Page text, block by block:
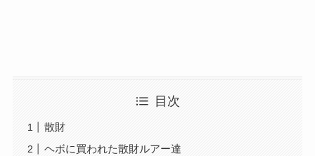
目次
散財
ヘボに買われた散財ルアー達